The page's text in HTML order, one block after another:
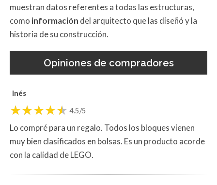
muestran datos referentes a todas las estructuras,
como información del arquitecto que las diseñó y la
historia de su construcción.
Opiniones de compradores
Inés
4.5/5
Lo compré para un regalo. Todos los bloques vienen
muy bien clasificados en bolsas. Es un producto acorde
con la calidad de LEGO.